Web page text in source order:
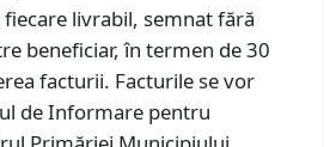
livrabil, semnat fără
beneficiar, în termen de 30
facturii. Facturile se vor
de Informare pentru